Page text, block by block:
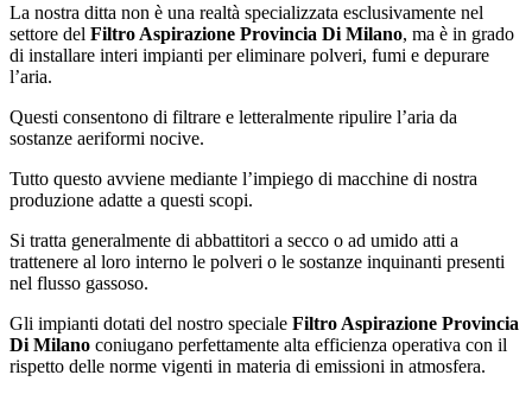
La nostra ditta non è una realtà specializzata esclusivamente nel
settore del Filtro Aspirazione Provincia Di Milano, ma è in grado
di installare interi impianti per eliminare polveri, fumi e depurare
l’aria.
Questi consentono di filtrare e letteralmente ripulire l’aria da
sostanze aeriformi nocive.
Tutto questo avviene mediante l’impiego di macchine di nostra
produzione adatte a questi scopi.
Si tratta generalmente di abbattitori a secco o ad umido atti a
trattenere al loro interno le polveri o le sostanze inquinanti presenti
nel flusso gassoso.
Gli impianti dotati del nostro speciale Filtro Aspirazione Provincia
Di Milano coniugano perfettamente alta efficienza operativa con il
rispetto delle norme vigenti in materia di emissioni in atmosfera.